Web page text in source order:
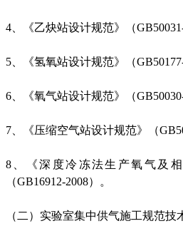
4、《乙炔站设计规范》（GB50031-
5、《氢氧站设计规范》（
6、《氧气站设计规范》（GB50030-
7、《压缩空气站设计规范》（
8、《深度冷冻法生产氧气及
（GB16912-2008）。
（二）实验室集中供气施工规范技